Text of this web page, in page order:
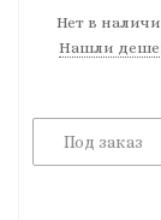
Нет в
Нашли
Под заказ